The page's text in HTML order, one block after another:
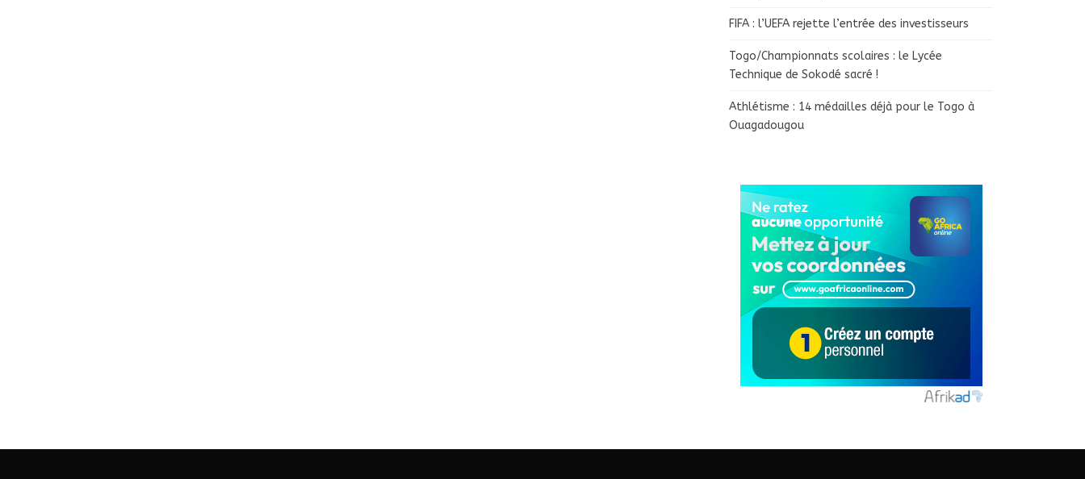
FIFA : l’UEFA rejette l’entrée des investisseurs
Togo/Championnats scolaires : le Lycée
Technique de Sokodé sacré !
Athlétisme : 14 médailles déjà pour le Togo à
Ouagadougou